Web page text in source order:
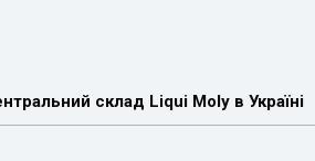
склад Liqui Moly в Україні